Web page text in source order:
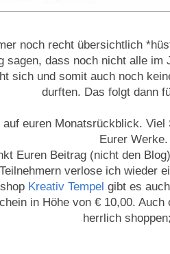
noch recht übersichtlich
sagen, dass noch nicht alle im
sich und somit auch noch
durften. Das folgt dann
auf euren Monatsrückblick.
Eurer Werke.
Euren Beitrag (nicht den
verlose ich wieder
Kreativ Tempel gibt es
in Höhe von € 10,00.
herrlich